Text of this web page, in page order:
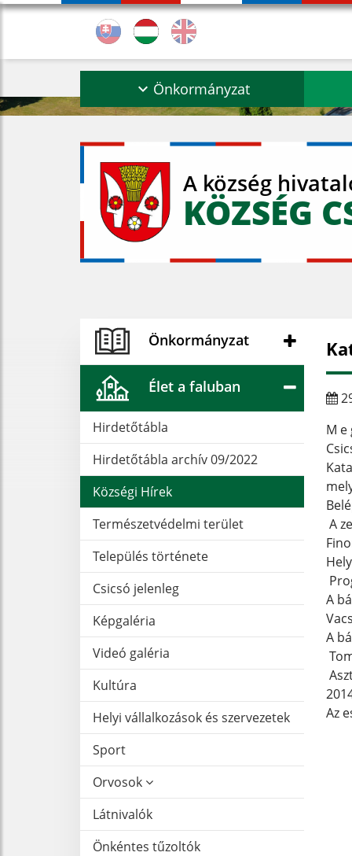
Önkormányzat
A község
KÖZSÉG
Önkormányzat
Élet a faluban
Hirdetőtábla
Hirdetőtábla archív 09/2022
Községi Hírek
Természetvédelmi terület
Település története
Csicsó jelenleg
Képgaléria
Videó galéria
Kultúra
Helyi vállalkozások és szervezetek
Sport
Orvosok
Látnivalók
Önkéntes tűzoltók
M e
A
A
A
Az